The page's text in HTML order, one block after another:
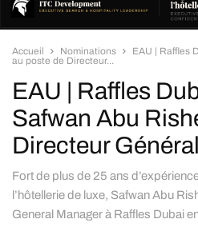
Accueil Nominations
EAU | Raffles
au poste de Directeur...
EAU | Raffles
Safwan Abu
Directeur Général
Fort de plus de 25 ans
l’hôtellerie de luxe, Safwan Abu
General Manager à Raffles Dubai